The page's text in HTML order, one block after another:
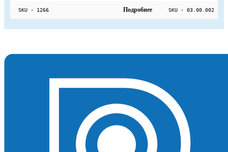
SKU · 1266 Подробнее SKU · 03.00.002